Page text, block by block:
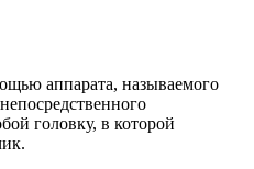
аппарата, называемого
головку, в которой